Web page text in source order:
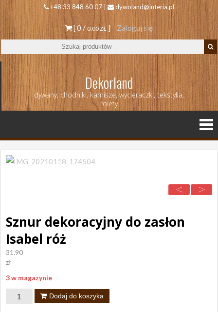
+48 33 848 60 07 | dywoland@interia.pl
[ 0 /0.00 ZŁ ] Zaloguj się
Dekorland
dywany, chodniki, karnisze, wycieraczki, tekstylia,
rolety
Sznur dekoracyjny do zasłon
Isabel róż
31.90
zł
3 w magazynie
ilość
Dodaj do koszyka